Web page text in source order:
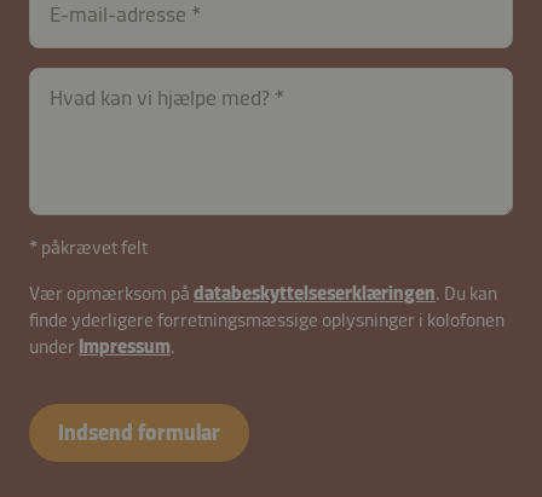
E-mail-adresse
Hvad kan vi hjælpe med?
* påkrævet felt
Vær opmærksom på databeskyttelseserklæringen. Du kan
finde yderligere forretningsmæssige oplysninger i kolofonen
under Impressum.
Indsend formular